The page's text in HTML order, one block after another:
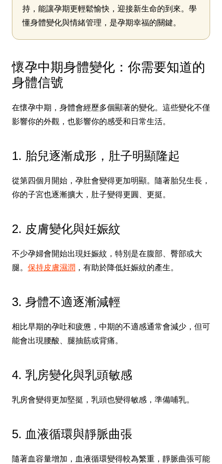
持，能讓孕期更輕鬆愉快，迎接新生命的到來。學
懂身體變化與情緒管理，是孕期幸福的關鍵。
懷孕中期身體變化：你需要知道的
身體信號
在懷孕中期，身體會經歷多個顯著的變化。這些變化不僅
影響你的外觀，也影響你的感受和日常生活。
1. 胎兒逐漸成形，肚子明顯隆起
從第四個月開始，孕肚會變得更加明顯。隨著胎兒生長，
你的子宮也逐漸擴大，肚子變得更圓、更挺。
2. 皮膚變化與妊娠紋
不少孕婦會開始出現妊娠紋，特別是在腹部、臀部或大
腿。 保持皮膚濕潤，有助於降低妊娠紋的產生。
3. 身體不適逐漸減輕
相比早期的孕吐和疲憊，中期的不適感通常會減少，但可
能會出現腰酸、腿抽筋或背痛。
4. 乳房變化與乳頭敏感
乳房會變得更加堅挺，乳頭也變得敏感，準備哺乳。
5. 血液循環與靜脈曲張
隨著血容量增加，血液循環變得較為繁重，靜脈曲張可能